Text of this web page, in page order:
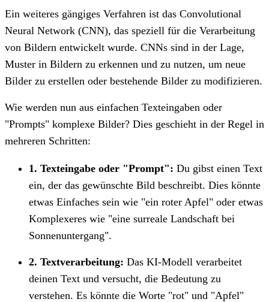
Ein weiteres gängiges Verfahren ist das Convolutional
Neural Network (CNN), das speziell für die Verarbeitung
von Bildern entwickelt wurde. CNNs sind in der Lage,
Muster in Bildern zu erkennen und zu nutzen, um neue
Bilder zu erstellen oder bestehende Bilder zu modifizieren.
Wie werden nun aus einfachen Texteingaben oder
"Prompts" komplexe Bilder? Dies geschieht in der Regel in
mehreren Schritten:
1. Texteingabe oder "Prompt": Du gibst einen Text
ein, der das gewünschte Bild beschreibt. Dies könnte
etwas Einfaches sein wie "ein roter Apfel" oder etwas
Komplexeres wie "eine surreale Landschaft bei
Sonnenuntergang".
2. Textverarbeitung: Das KI-Modell verarbeitet
deinen Text und versucht, die Bedeutung zu
verstehen. Es könnte die Worte "rot" und "Apfel"